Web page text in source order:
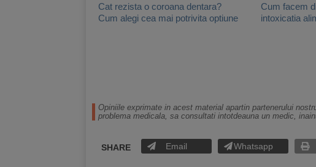
Cat rezista o coroana dentara?
Cum alegi cea mai potrivita optiune
Cum facem
intoxicatia
Opiniile exprimate in acest material apartin partenerului
problema medicala, sa consultati intotdeauna un medic,
SHARE Email Whatsapp